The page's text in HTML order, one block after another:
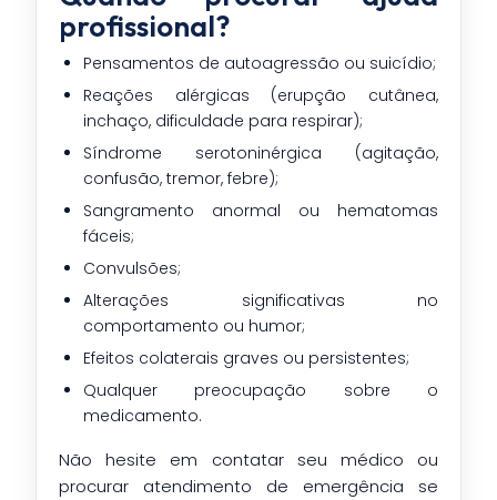
profissional?
Pensamentos de autoagressão ou suicídio;
Reações alérgicas (erupção cutânea,
inchaço, dificuldade para respirar);
Síndrome serotoninérgica (agitação,
confusão, tremor, febre);
Sangramento anormal ou hematomas
fáceis;
Convulsões;
Alterações significativas no
comportamento ou humor;
Efeitos colaterais graves ou persistentes;
Qualquer preocupação sobre o
medicamento.
Não hesite em contatar seu médico ou
procurar atendimento de emergência se